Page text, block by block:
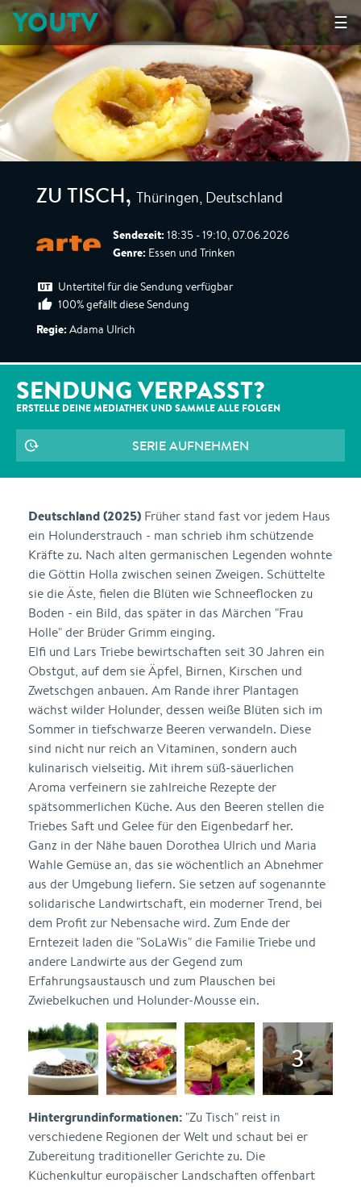
☰
YOUTV
ZU TISCH, Thüringen, Deutschland
Sendezeit: 18:35 - 19:10, 07.06.2026
Genre: Essen und Trinken
Untertitel für die Sendung verfügbar
100% gefällt diese Sendung
Regie: Adama Ulrich
SENDUNG VERPASST?
ERSTELLE DEINE MEDIATHEK UND SAMMLE ALLE FOLGEN
SERIE AUFNEHMEN
Deutschland (2025) Früher stand fast vor jedem Haus
ein Holunderstrauch - man schrieb ihm schützende
Kräfte zu. Nach alten germanischen Legenden wohnte
die Göttin Holla zwischen seinen Zweigen. Schüttelte
sie die Äste, fielen die Blüten wie Schneeflocken zu
Boden - ein Bild, das später in das Märchen "Frau
Holle" der Brüder Grimm einging.
Elfi und Lars Triebe bewirtschaften seit 30 Jahren ein
Obstgut, auf dem sie Äpfel, Birnen, Kirschen und
Zwetschgen anbauen. Am Rande ihrer Plantagen
wächst wilder Holunder, dessen weiße Blüten sich im
Sommer in tiefschwarze Beeren verwandeln. Diese
sind nicht nur reich an Vitaminen, sondern auch
kulinarisch vielseitig. Mit ihrem süß-säuerlichen
Aroma verfeinern sie zahlreiche Rezepte der
spätsommerlichen Küche. Aus den Beeren stellen die
Triebes Saft und Gelee für den Eigenbedarf her.
Ganz in der Nähe bauen Dorothea Ulrich und Maria
Wahle Gemüse an, das sie wöchentlich an Abnehmer
aus der Umgebung liefern. Sie setzen auf sogenannte
solidarische Landwirtschaft, ein moderner Trend, bei
dem Profit zur Nebensache wird. Zum Ende der
Erntezeit laden die "SoLaWis" die Familie Triebe und
andere Landwirte aus der Gegend zum
Erfahrungsaustausch und zum Plauschen bei
Zwiebelkuchen und Holunder-Mousse ein.
Hintergrundinformationen: "Zu Tisch" reist in
verschiedene Regionen der Welt und schaut bei er
Zubereitung traditioneller Gerichte zu. Die
Küchenkultur europäischer Landschaften offenbart